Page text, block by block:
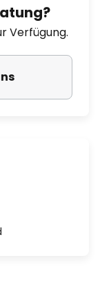
Verfügung.